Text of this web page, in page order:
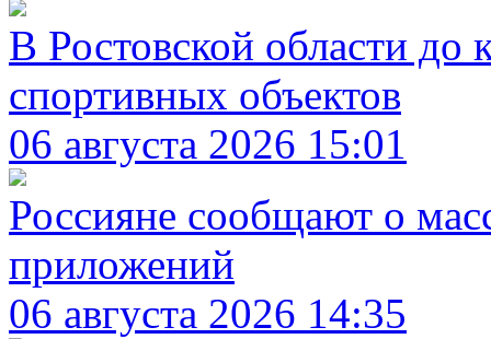
В Ростовской области до
спортивных объектов
06 августа 2026 15:01
Россияне сообщают о
приложений
06 августа 2026 14:35